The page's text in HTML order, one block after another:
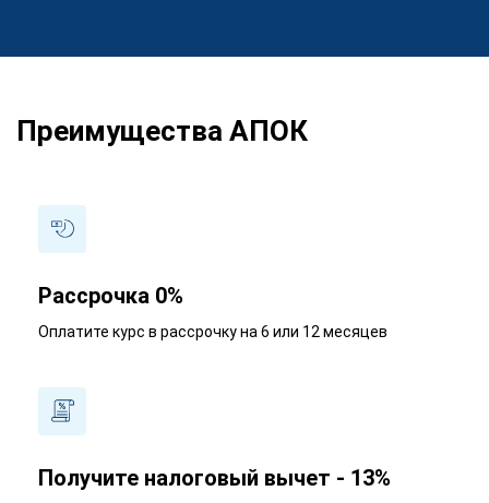
Преимущества АПОК
Рассрочка 0%
Оплатите курс в рассрочку на 6 или 12 месяцев
Получите налоговый вычет - 13%